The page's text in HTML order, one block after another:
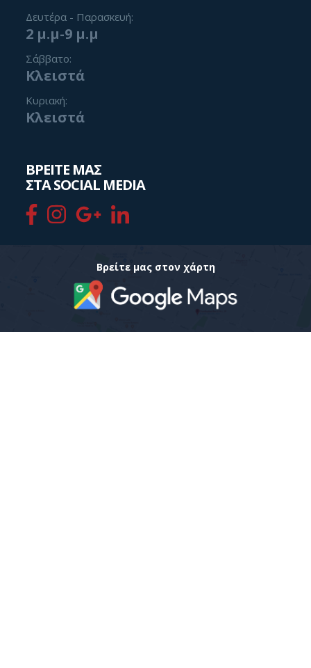
Δευτέρα - Παρασκευή:
2 μ.μ-9 μ.μ
Σάββατο:
Κλειστά
Κυριακή:
Κλειστά
ΒΡΕΙΤΕ ΜΑΣ
ΣΤΑ SOCIAL MEDIA
Βρείτε μας στον χάρτη